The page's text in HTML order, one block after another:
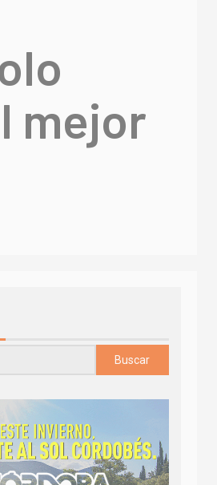
mejor
Buscar